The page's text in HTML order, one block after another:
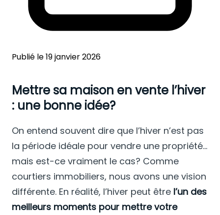
Publié le 19 janvier 2026
Mettre sa maison en vente l’hiver
: une bonne idée?
On entend souvent dire que l’hiver n’est pas
la période idéale pour vendre une propriété…
mais est-ce vraiment le cas? Comme
courtiers immobiliers, nous avons une vision
différente. En réalité, l’hiver peut être l’un des
meilleurs moments pour mettre votre